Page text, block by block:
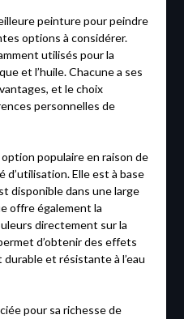
peinture pour peindre
options à considérer.
utilisés pour la
et l’huile. Chacune a ses
et le choix
personnelles de
populaire en raison de
d’utilisation. Elle est à base
disponible dans une large
offre également la
directement sur la
d’obtenir des effets
et résistante à l’eau
pour sa richesse de